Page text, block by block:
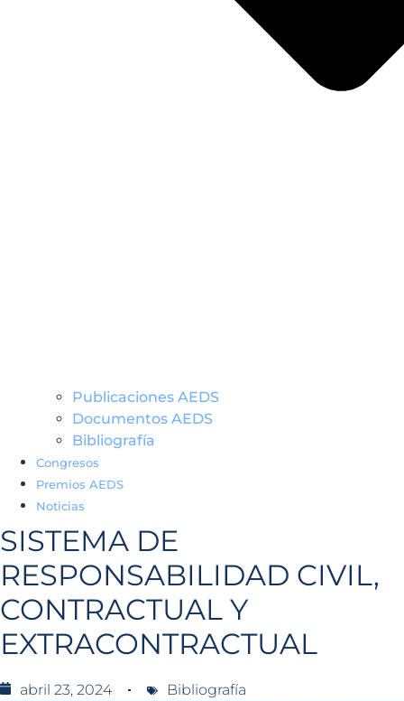
Publicaciones AEDS
Documentos AEDS
Bibliografía
Congresos
Premios AEDS
Noticias
SISTEMA DE
RESPONSABILIDAD CIVIL,
CONTRACTUAL Y
EXTRACONTRACTUAL
abril 23, 2024 Bibliografía